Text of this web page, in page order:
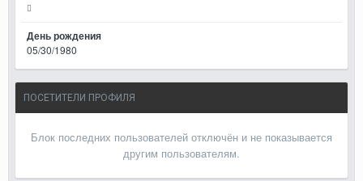
День рождения
05/30/1980
ПОСЕТИТЕЛИ ПРОФИЛЯ
Блок последних пользователей отключён и не показывается
другим пользователям.